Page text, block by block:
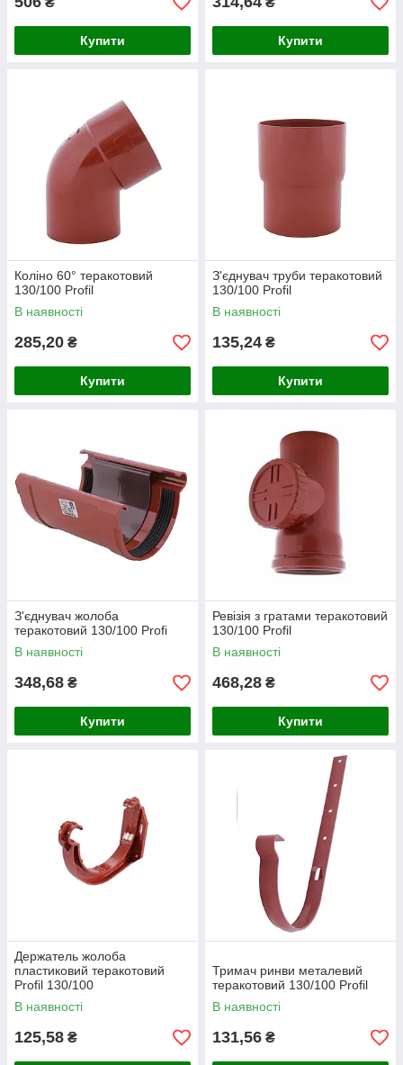
Купити Купити
Коліно 60° теракотовий
130/100 Profil
В наявності
285,20 ₴
Купити
З'єднувач труби теракотовий
130/100 Profil
В наявності
135,24 ₴
Купити
З'єднувач жолоба
теракотовий 130/100 Profi
В наявності
348,68 ₴
Купити
Ревізія з гратами теракотовий
130/100 Profil
В наявності
468,28 ₴
Купити
Держатель жолоба
пластиковий теракотовий
Profil 130/100
В наявності
125,58 ₴
Тримач ринви металевий
теракотовий 130/100 Profil
В наявності
131,56 ₴